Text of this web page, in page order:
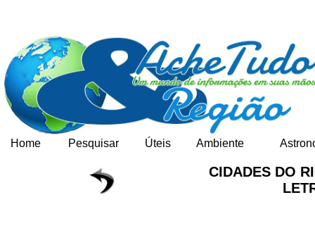
Home Pesquisar Úteis Ambiente
CIDADES DO